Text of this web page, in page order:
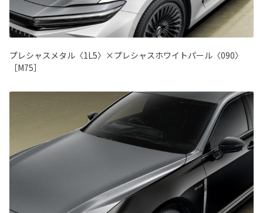
プレシャスメタル〈1L5〉×プレシャスホワイトパール〈090〉
［M75］